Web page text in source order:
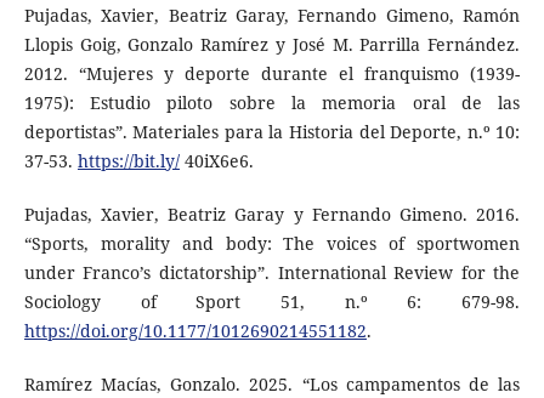
Pujadas, Xavier, Beatriz Garay, Fernando Gimeno, Ramón
Llopis Goig, Gonzalo Ramírez y José M. Parrilla Fernández.
2012. “Mujeres y deporte durante el franquismo (1939-
1975): Estudio piloto sobre la memoria oral de las
deportistas”. Materiales para la Historia del Deporte, n.º 10:
37-53. https://bit.ly/40iX6e6.
Pujadas, Xavier, Beatriz Garay y Fernando Gimeno. 2016.
“Sports, morality and body: The voices of sportwomen
under Franco’s dictatorship”. International Review for the
Sociology of Sport 51, n.º 6: 679-98.
https://doi.org/10.1177/1012690214551182.
Ramírez Macías, Gonzalo. 2025. “Los campamentos de las